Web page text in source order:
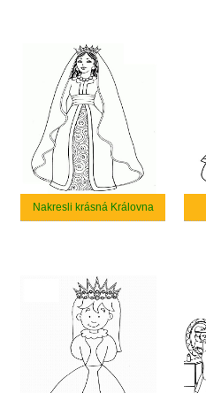
Nakresli krásná Královna